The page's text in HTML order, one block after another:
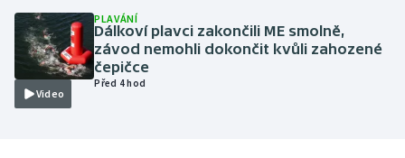
Plavání
Plážový volejbal
Video
PLAVÁNÍ
Dálkoví plavci zakončili ME smolně,
závod nemohli dokončit kvůli zahozené
čepičce
Před 4 hod